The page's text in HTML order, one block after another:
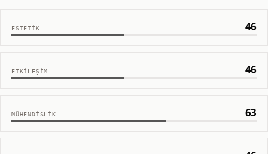
ESTETIK 46
ETKILEŞIM 46
MÜHENDISLIK 63